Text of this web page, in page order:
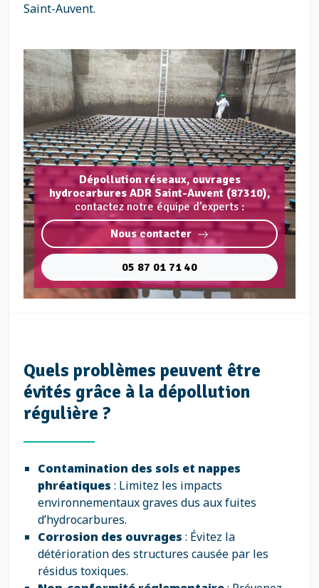
Saint-Auvent.
Dépollution réseaux, ouvrages
hydrocarbures ADR Saint-Auvent (87310),
contactez notre équipe d'experts :
Nous contacter
05 87 01 71 40
Quels problèmes peuvent être
évités grâce à la dépollution
régulière ?
Contamination des sols et nappes
phréatiques : Limitez les impacts
environnementaux graves dus aux fuites
d’hydrocarbures.
Corrosion des ouvrages : Évitez la
détérioration des structures causée par les
résidus toxiques.